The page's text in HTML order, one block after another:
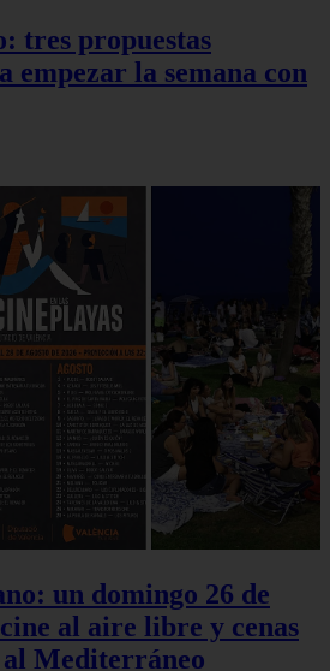
tres propuestas
empezar la semana con
un domingo 26 de
al aire libre y cenas
Mediterráneo